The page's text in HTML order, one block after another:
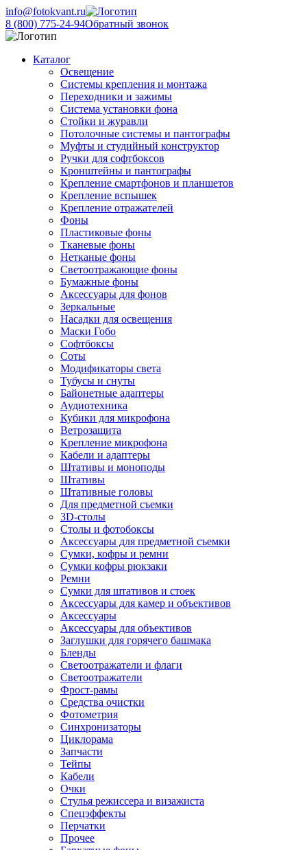
info@fotokvant.ru
8 (800) 775-24-94Обратный звонок
Каталог
Освещение
Системы крепления и монтажа
Переходники и зажимы
Система установки фона
Стойки и журавли
Потолочные системы и пантографы
Муфты и студийный конструктор
Ручки для софтбоксов
Кронштейны и пантографы
Крепление смартфонов и планшетов
Крепление вспышек
Крепление отражателей
Фоны
Пластиковые фоны
Тканевые фоны
Нетканые фоны
Светоотражающие фоны
Бумажные фоны
Аксессуары для фонов
Зеркальные
Насадки для освещения
Маски Гобо
Софтбоксы
Соты
Модификаторы света
Тубусы и снуты
Байонетные адаптеры
Аудиотехника
Кубики для микрофона
Ветрозащита
Крепление микрофона
Кабели и адаптеры
Штативы и моноподы
Штативы
Штативные головы
Для предметной съемки
3D-столы
Столы и фотобоксы
Аксессуары для предметной съемки
Сумки, кофры и ремни
Сумки кофры рюкзаки
Ремни
Сумки для штативов и стоек
Аксессуары для камер и объективов
Аксессуары
Аксессуары для объективов
Заглушки для горячего башмака
Бленды
Светоотражатели и флаги
Светоотражатели
Фрост-рамы
Средства очистки
Фотометрия
Синхронизаторы
Циклорама
Запчасти
Тейпы
Кабели
Очки
Стулья режиссера и визажиста
Спецэффекты
Перчатки
Прочее